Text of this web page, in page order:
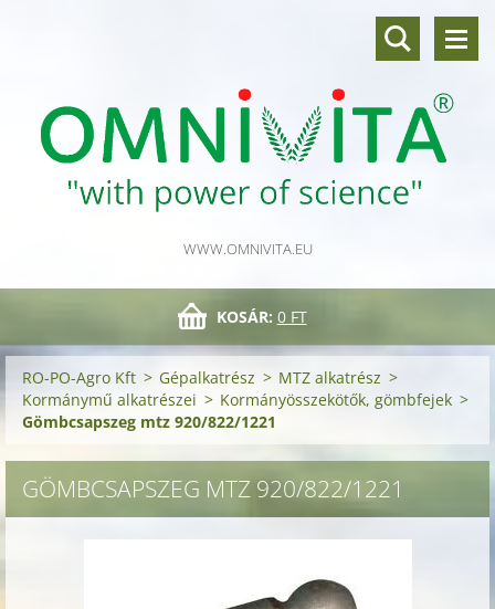
WWW.OMNIVITA.EU
KOSÁR: 0 FT
RO-PO-Agro Kft > Gépalkatrész > MTZ alkatrész >
Kormánymű alkatrészei > Kormányösszekötők, gömbfejek >
Gömbcsapszeg mtz 920/822/1221
GÖMBCSAPSZEG MTZ 920/822/1221